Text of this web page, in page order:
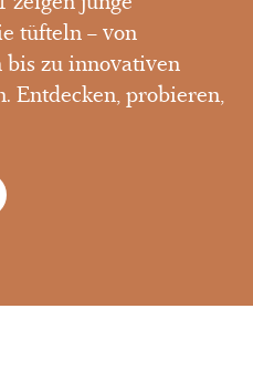
tüfteln – von
zu innovativen
Entdecken, probieren,